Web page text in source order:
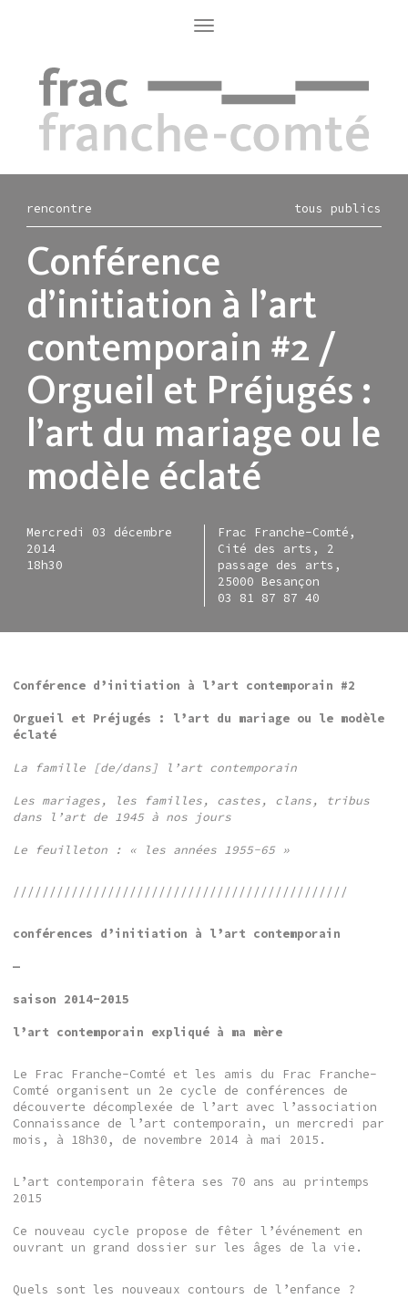
Toggle
navigation
rencontre tous publics
Conférence
d’initiation à l’art
contemporain #2 /
Orgueil et Préjugés :
l’art du mariage ou le
modèle éclaté
Mercredi 03 décembre
2014
18h30
Frac Franche-Comté,
Cité des arts, 2
passage des arts,
25000 Besançon
03 81 87 87 40
Conférence d’initiation à l’art contemporain #2
Orgueil et Préjugés : l’art du mariage ou le modèle
éclaté
La famille [de/dans] l’art contemporain
Les mariages, les familles, castes, clans, tribus
dans l’art de 1945 à nos jours
Le feuilleton : « les années 1955-65 »
//////////////////////////////////////////////
conférences d’initiation à l’art contemporain
—
saison 2014-2015
l’art contemporain expliqué à ma mère
Le Frac Franche-Comté et les amis du Frac Franche-
Comté organisent un 2e cycle de conférences de
découverte décomplexée de l’art avec l’association
Connaissance de l’art contemporain, un mercredi par
mois, à 18h30, de novembre 2014 à mai 2015.
L’art contemporain fêtera ses 70 ans au printemps
2015
Ce nouveau cycle propose de fêter l’événement en
ouvrant un grand dossier sur les âges de la vie.
Quels sont les nouveaux contours de l’enfance ?